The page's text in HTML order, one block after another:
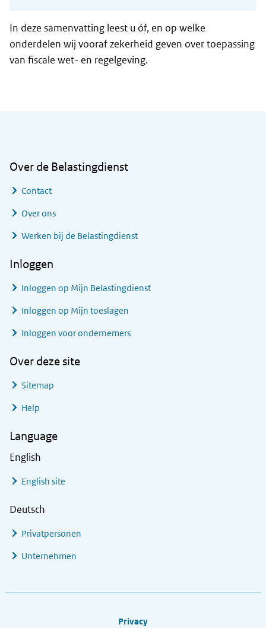
In deze samenvatting leest u óf, en op welke
onderdelen wij vooraf zekerheid geven over toepassing
van fiscale wet- en regelgeving.
Over de Belastingdienst
Contact
Over ons
Werken bij de Belastingdienst
Inloggen
Inloggen op Mijn Belastingdienst
Inloggen op Mijn toeslagen
Inloggen voor ondernemers
Over deze site
Sitemap
Help
Language
English
English site
Deutsch
Privatpersonen
Unternehmen
Privacy